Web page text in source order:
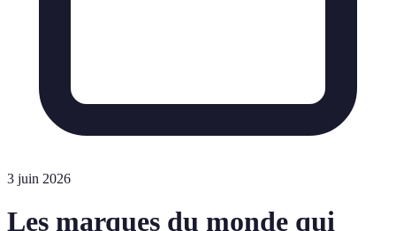
3 juin 2026
Les marques du monde qui